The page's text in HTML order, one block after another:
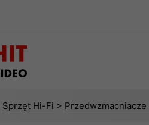
Sprzęt Hi-Fi >